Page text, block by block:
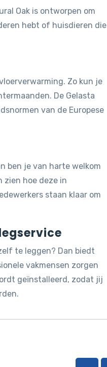
Oak is ontworpen om
hebt of huisdieren die
Zo kun je
De Gelasta
van de Europese
ben je van harte welkom
zien hoe deze in
staan klaar om
te leggen? Dan biedt
vakmensen zorgen
geïnstalleerd, zodat jij